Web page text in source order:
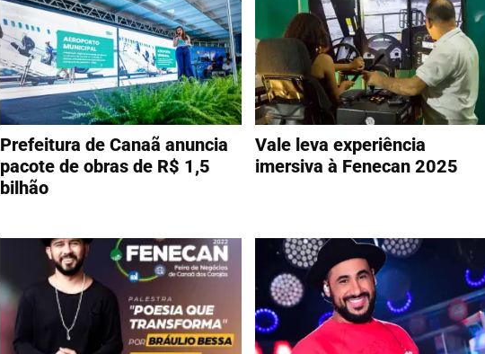
Prefeitura de Canaã anuncia
pacote de obras de R$ 1,5
bilhão
Vale leva experiência
imersiva à Fenecan 2025